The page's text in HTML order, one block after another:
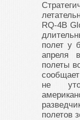
RQ-4B
полет у
апреля
полеты
не
полетов